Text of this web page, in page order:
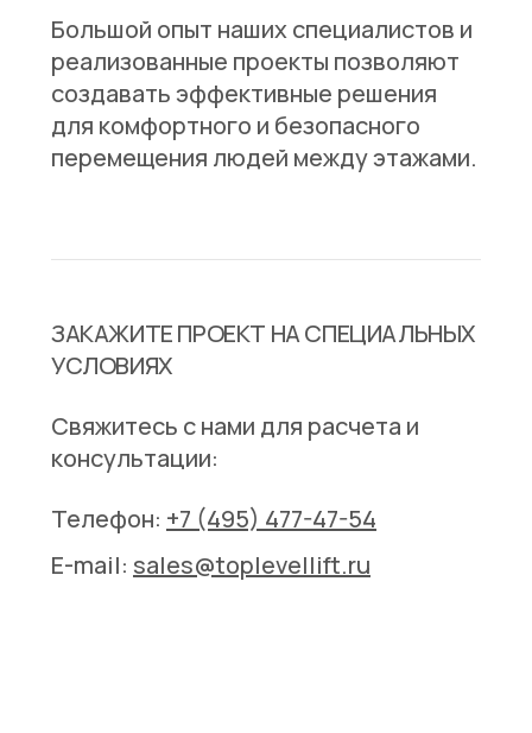
Большой опыт наших специалистов и
реализованные проекты позволяют
создавать эффективные решения
для комфортного и безопасного
перемещения людей между этажами.
ЗАКАЖИТЕ ПРОЕКТ НА СПЕЦИАЛЬНЫХ
УСЛОВИЯХ
Свяжитесь с нами для расчета и
консультации:
Телефон: +7 (495) 477-47-54
E-mail: sales@toplevellift.ru